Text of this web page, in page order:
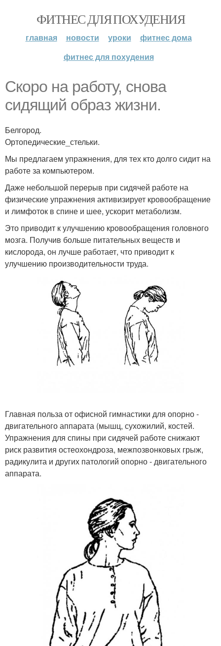
ФИТНЕС ДЛЯ ПОХУДЕНИЯ
главная новости уроки
фитнес дома
фитнес для похудения
Скоро на работу, снова
сидящий образ жизни.
Белгород.
Ортопедические_стельки.
Мы предлагаем упражнения, для тех кто долго сидит на
работе за компьютером.
Даже небольшой перерыв при сидячей работе на
физические упражнения активизирует кровообращение
и лимфоток в спине и шее, ускорит метаболизм.
Это приводит к улучшению кровообращения головного
мозга. Получив больше питательных веществ и
кислорода, он лучше работает, что приводит к
улучшению производительности труда.
Главная польза от офисной гимнастики для опорно -
двигательного аппарата (мышц, сухожилий, костей.
Упражнения для спины при сидячей работе снижают
риск развития остеохондроза, межпозвонковых грыж,
радикулита и других патологий опорно - двигательного
аппарата.